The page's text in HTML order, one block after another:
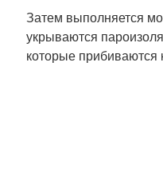
Затем выполняется
укрываются
которые прибиваются